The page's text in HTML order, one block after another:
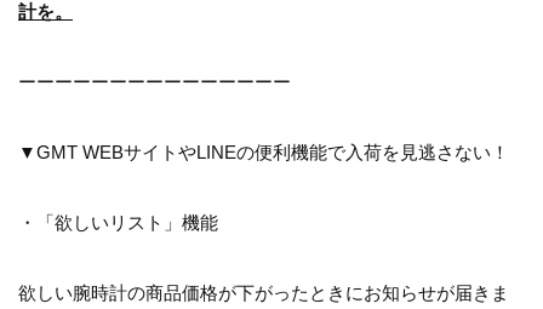
計を。
ーーーーーーーーーーーーーーー
▼GMT WEBサイトやLINEの便利機能で入荷を見逃さない！
・「欲しいリスト」機能
欲しい腕時計の商品価格が下がったときにお知らせが届きま